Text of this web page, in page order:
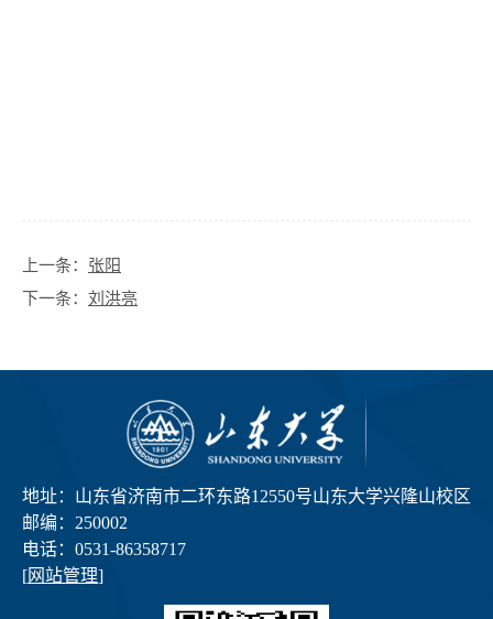
上一条： 张阳
下一条： 刘洪亮
地址：山东省济南市二环东路12550号山东大学兴隆山校区
邮编：250002
电话：0531-86358717
[网站管理]